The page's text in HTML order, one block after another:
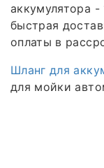
аккумулятора
быстрая
оплаты в
Шланг для
для мойки